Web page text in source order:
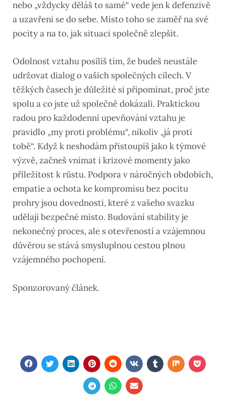
nebo „vždycky děláš to samé“ vede jen k defenzivě
a uzavření se do sebe. Místo toho se zaměř na své
pocity a na to, jak situaci společně zlepšit.
Odolnost vztahu posílíš tím, že budeš neustále
udržovat dialog o vašich společných cílech. V
těžkých časech je důležité si připomínat, proč jste
spolu a co jste už společně dokázali. Praktickou
radou pro každodenní upevňování vztahu je
pravidlo „my proti problému“, nikoliv „já proti
tobě“. Když k neshodám přistoupíš jako k týmové
výzvě, začneš vnímat i krizové momenty jako
příležitost k růstu. Podpora v náročných obdobích,
empatie a ochota ke kompromisu bez pocitu
prohry jsou dovednosti, které z vašeho svazku
udělají bezpečné místo. Budování stability je
nekonečný proces, ale s otevřeností a vzájemnou
důvěrou se stává smysluplnou cestou plnou
vzájemného pochopení.
Sponzorovaný článek.